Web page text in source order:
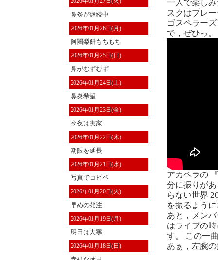
鼻炎が継続中
2026年01月26日(月)
阿闍梨餅もちもち
2026年01月25日(日)
鼻がむずむず
2026年01月24日(土)
鼻炎希望
2026年01月23日(金)
今夜は実家
2026年01月22日(木)
期限を延長
2026年01月21日(水)
写真でコピペ
2026年01月20日(火)
早めの発注
2026年01月19日(月)
明日は大寒
2026年01月18日(日)
一人で楽し
スクはプレ
ゴスペラー
で，ぜひっ。
アカペラの
分に振りが
らない世界
を振るよう
あと，メン
はライブの
す。 この一
あぁ，左腕